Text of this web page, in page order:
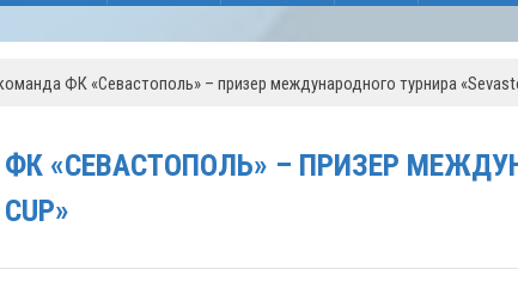
ФК «Севастополь» – призер международного турнира
«СЕВАСТОПОЛЬ» – ПРИЗЕР